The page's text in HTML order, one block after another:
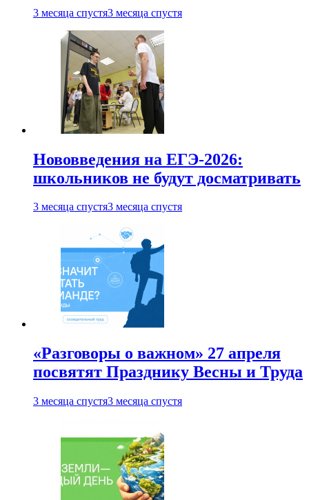
3 месяца спустя3 месяца спустя
Нововведения на ЕГЭ-2026:
школьников не будут досматривать
3 месяца спустя3 месяца спустя
«Разговоры о важном» 27 апреля
посвятят Празднику Весны и Труда
3 месяца спустя3 месяца спустя